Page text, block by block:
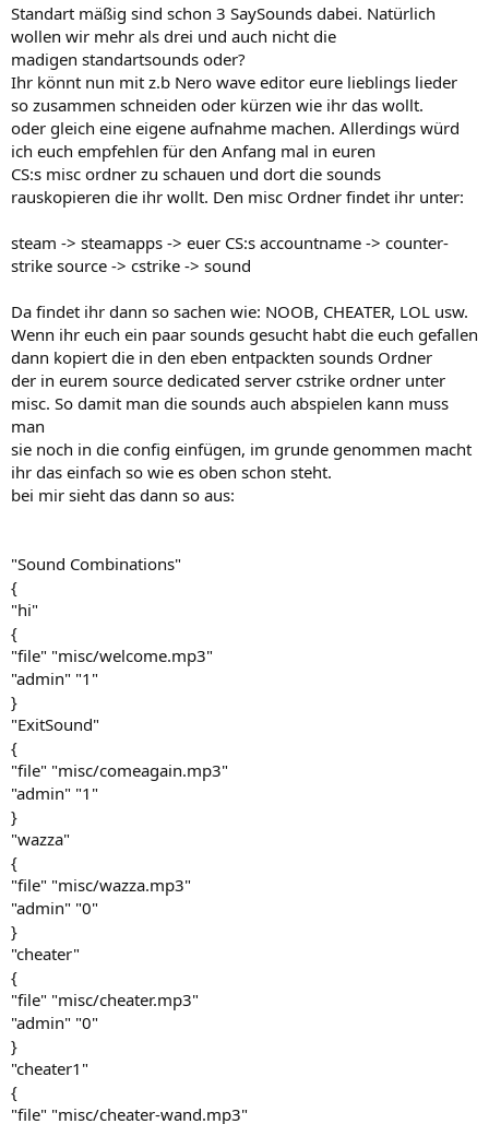
Standart mäßig sind schon 3 SaySounds dabei. Natürlich
wollen wir mehr als drei und auch nicht die
madigen standartsounds oder?
Ihr könnt nun mit z.b Nero wave editor eure lieblings lieder
so zusammen schneiden oder kürzen wie ihr das wollt.
oder gleich eine eigene aufnahme machen. Allerdings würd
ich euch empfehlen für den Anfang mal in euren
CS:s misc ordner zu schauen und dort die sounds
rauskopieren die ihr wollt. Den misc Ordner findet ihr unter:
steam -> steamapps -> euer CS:s accountname -> counter-
strike source -> cstrike -> sound
Da findet ihr dann so sachen wie: NOOB, CHEATER, LOL usw.
Wenn ihr euch ein paar sounds gesucht habt die euch gefallen
dann kopiert die in den eben entpackten sounds Ordner
der in eurem source dedicated server cstrike ordner unter
misc. So damit man die sounds auch abspielen kann muss
man
sie noch in die config einfügen, im grunde genommen macht
ihr das einfach so wie es oben schon steht.
bei mir sieht das dann so aus:
"Sound Combinations"
{
"hi"
{
"file" "misc/welcome.mp3"
"admin" "1"
}
"ExitSound"
{
"file" "misc/comeagain.mp3"
"admin" "1"
}
"wazza"
{
"file" "misc/wazza.mp3"
"admin" "0"
}
"cheater"
{
"file" "misc/cheater.mp3"
"admin" "0"
}
"cheater1"
{
"file" "misc/cheater-wand.mp3"